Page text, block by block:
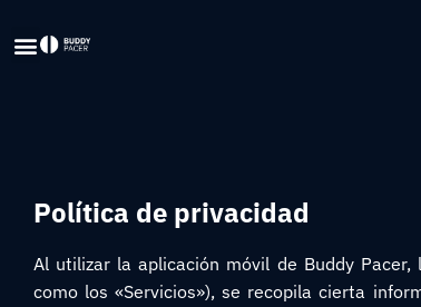
Política de privacidad
Al utilizar la aplicación móvil de Buddy
como los «Servicios»), se recopila cierta